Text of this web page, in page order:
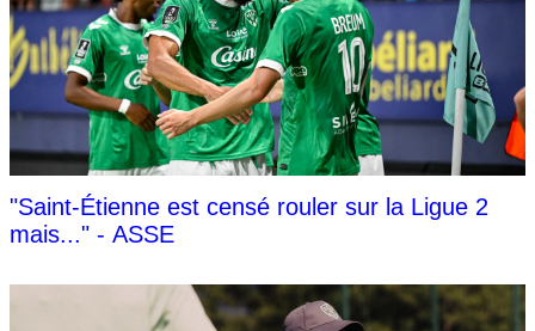
"Saint-Étienne est censé rouler sur la Ligue 2
mais..." - ASSE